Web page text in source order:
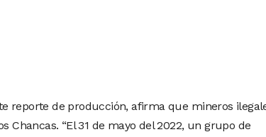
reporte de producción, afirma que mineros
Chancas. “El 31 de mayo del 2022, un grupo de